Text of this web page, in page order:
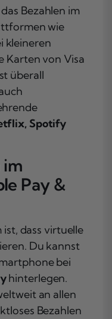
Bezahlen im
wie
kleineren
Karten von Visa
überall
Spotify
im
Pay &
dass virtuelle
Du kannst
bei
hinterlegen.
an allen
Bezahlen